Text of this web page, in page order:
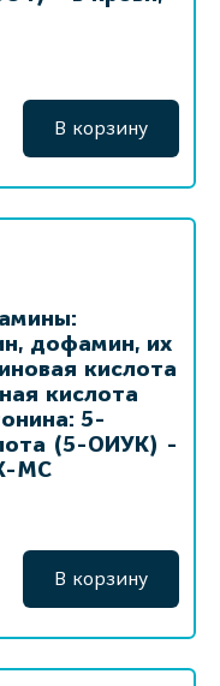
В корзину
дофамин, их
кислота
кислота
5-
(5-ОИУК) -
МС
В корзину